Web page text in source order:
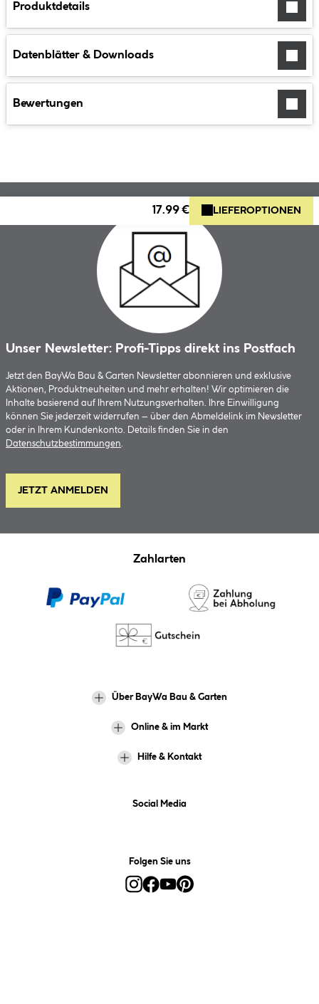
Produktdetails
Datenblätter & Downloads
Bewertungen
17.99 € LIEFEROPTIONEN
Unser Newsletter: Profi-Tipps direkt ins Postfach
Jetzt den BayWa Bau & Garten Newsletter abonnieren und exklusive
Aktionen, Produktneuheiten und mehr erhalten! Wir optimieren die
Inhalte basierend auf Ihrem Nutzungsverhalten. Ihre Einwilligung
können Sie jederzeit widerrufen – über den Abmeldelink im Newsletter
oder in Ihrem Kundenkonto. Details finden Sie in den
Datenschutzbestimmungen.
JETZT ANMELDEN
Zahlarten
Über BayWa Bau & Garten
Online & im Markt
Hilfe & Kontakt
Social Media
Folgen Sie uns